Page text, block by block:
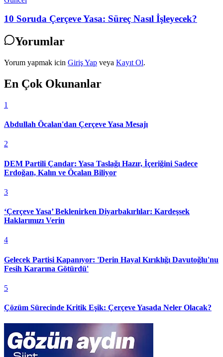
10 Soruda Çerçeve Yasa: Süreç Nasıl İşleyecek?
Yorumlar
Yorum yapmak icin Giriş Yap veya Kayıt Ol.
En Çok Okunanlar
1
Abdullah Öcalan'dan Çerçeve Yasa Mesajı
2
DEM Partili Çandar: Yasa Taslağı Hazır, İçeriğini Sadece
Erdoğan, Kalın ve Öcalan Biliyor
3
‘Çerçeve Yasa’ Beklenirken Diyarbakırlılar: Kardeşsek
Haklarımızı Verin
4
Gelecek Partisi Kapanıyor: 'Derin Hayal Kırıklığı Davutoğlu'nu
Fesih Kararına Götürdü'
5
Çözüm Sürecinde Kritik Eşik: Çerçeve Yasada Neler Olacak?